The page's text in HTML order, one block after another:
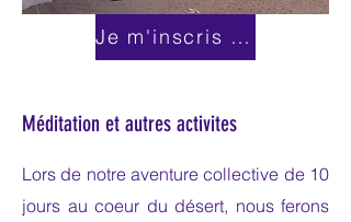
Je m'inscris tout de suite!
Méditation et autres activites
Lors de notre aventure collective de 10
jours au coeur du désert, nous ferons